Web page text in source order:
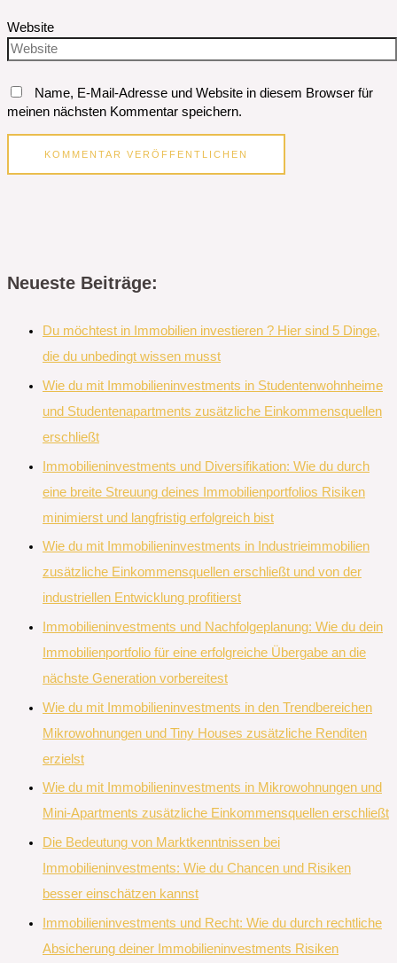
Website
Name, E-Mail-Adresse und Website in diesem Browser für
meinen nächsten Kommentar speichern.
Neueste Beiträge:
Du möchtest in Immobilien investieren ? Hier sind 5 Dinge,
die du unbedingt wissen musst
Wie du mit Immobilieninvestments in Studentenwohnheime
und Studentenapartments zusätzliche Einkommensquellen
erschließt
Immobilieninvestments und Diversifikation: Wie du durch
eine breite Streuung deines Immobilienportfolios Risiken
minimierst und langfristig erfolgreich bist
Wie du mit Immobilieninvestments in Industrieimmobilien
zusätzliche Einkommensquellen erschließt und von der
industriellen Entwicklung profitierst
Immobilieninvestments und Nachfolgeplanung: Wie du dein
Immobilienportfolio für eine erfolgreiche Übergabe an die
nächste Generation vorbereitest
Wie du mit Immobilieninvestments in den Trendbereichen
Mikrowohnungen und Tiny Houses zusätzliche Renditen
erzielst
Wie du mit Immobilieninvestments in Mikrowohnungen und
Mini-Apartments zusätzliche Einkommensquellen erschließt
Die Bedeutung von Marktkenntnissen bei
Immobilieninvestments: Wie du Chancen und Risiken
besser einschätzen kannst
Immobilieninvestments und Recht: Wie du durch rechtliche
Absicherung deiner Immobilieninvestments Risiken